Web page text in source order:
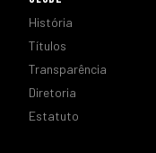
História
Títulos
Transparência
Diretoria
Estatuto